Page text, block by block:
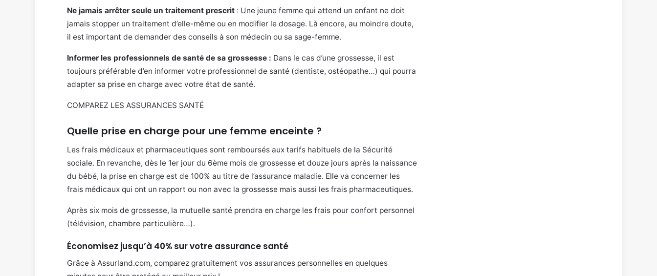
Ne jamais arrêter seule un traitement prescrit : Une jeune femme qui attend un enfant ne doit
jamais stopper un traitement d’elle-même ou en modifier le dosage. Là encore, au moindre doute,
il est important de demander des conseils à son médecin ou sa sage-femme.
Informer les professionnels de santé de sa grossesse : Dans le cas d’une grossesse, il est
toujours préférable d’en informer votre professionnel de santé (dentiste, ostéopathe…) qui pourra
adapter sa prise en charge avec votre état de santé.
COMPAREZ LES ASSURANCES SANTÉ
Quelle prise en charge pour une femme enceinte ?
Les frais médicaux et pharmaceutiques sont remboursés aux tarifs habituels de la Sécurité
sociale. En revanche, dès le 1er jour du 6ème mois de grossesse et douze jours après la naissance
du bébé, la prise en charge est de 100% au titre de l’assurance maladie. Elle va concerner les
frais médicaux qui ont un rapport ou non avec la grossesse mais aussi les frais pharmaceutiques.
Après six mois de grossesse, la mutuelle santé prendra en charge les frais pour confort personnel
(télévision, chambre particulière…).
Économisez jusqu’à 40% sur votre assurance santé
Grâce à Assurland.com, comparez gratuitement vos assurances personnelles en quelques